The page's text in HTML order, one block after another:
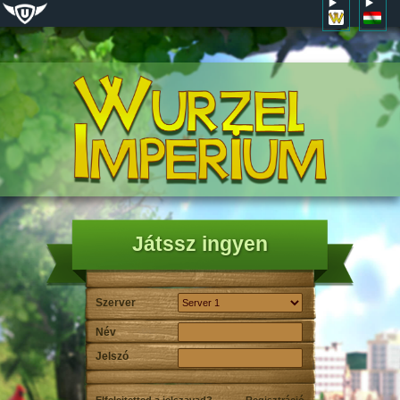
Játssz ingyen
Szerver
Név
Jelszó